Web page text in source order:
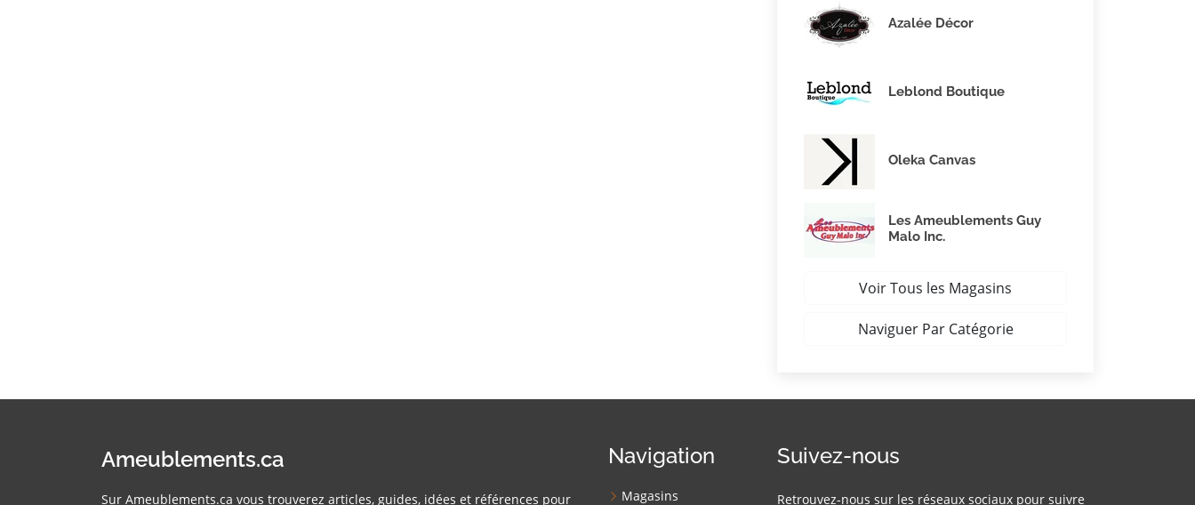
Azalée Décor
Leblond Boutique
Oleka Canvas
Les Ameublements Guy
Malo Inc.
Voir Tous les Magasins
Naviguer Par Catégorie
Ameublements.ca
Sur Ameublements.ca vous trouverez articles, guides, idées et références pour
Navigation
Magasins
Suivez-nous
Retrouvez-nous sur les réseaux sociaux pour suivre